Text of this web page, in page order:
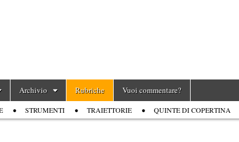
Archivio Rubriche Vuoi commentare?
STRUMENTI TRAIETTORIE QUINTE DI COPERTINA